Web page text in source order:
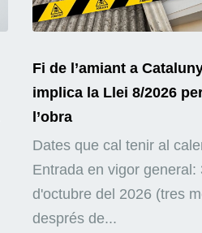
Fi de l’amiant a
implica la Llei 8/2026
l’obra
Dates que cal tenir al
Entrada en vigor general:
d'octubre del 2026 (tres
després de...